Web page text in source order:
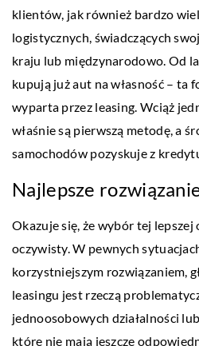
klientów, jak również bardzo
logistycznych, świadczących
kraju lub międzynarodowo. Od
kupują już aut na własność – ta
wyparta przez leasing. Wciąż
właśnie są pierwszą metodę, a
samochodów pozyskuje z
Najlepsze
Okazuje się, że wybór tej
oczywisty. W pewnych
korzystniejszym rozwiązaniem,
leasingu jest rzeczą
jednoosobowych działalności
które nie mają jeszcze